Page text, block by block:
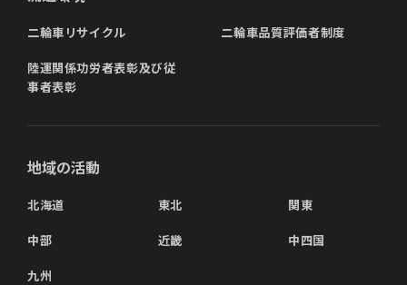
二輪車リサイクル 二輪車品質評価者制度
陸運関係功労者表彰及び従
事者表彰
地域の活動
北海道 東北 関東
中部 近畿 中四国
九州